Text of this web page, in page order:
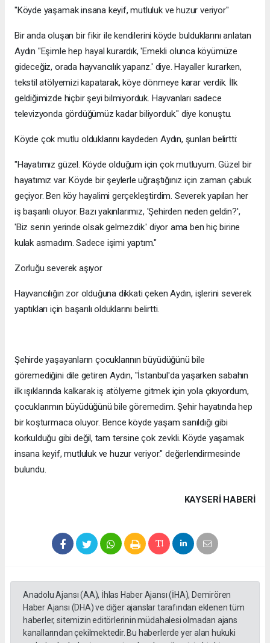
"Köyde yaşamak insana keyif, mutluluk ve huzur veriyor"
Bir anda oluşan bir fikir ile kendilerini köyde bulduklarını anlatan
Aydın "Eşimle hep hayal kurardık, 'Emekli olunca köyümüze
gideceğiz, orada hayvancılık yaparız.' diye. Hayaller kurarken,
tekstil atölyemizi kapatarak, köye dönmeye karar verdik. İlk
geldiğimizde hiçbir şeyi bilmiyorduk. Hayvanları sadece
televizyonda gördüğümüz kadar biliyorduk." diye konuştu.
Köyde çok mutlu olduklarını kaydeden Aydın, şunları belirtti:
"Hayatımız güzel. Köyde olduğum için çok mutluyum. Güzel bir
hayatımız var. Köyde bir şeylerle uğraştığınız için zaman çabuk
geçiyor. Ben köy hayalimi gerçekleştirdim. Severek yapılan her
iş başarılı oluyor. Bazı yakınlarımız, 'Şehirden neden geldin?',
'Biz senin yerinde olsak gelmezdik.' diyor ama ben hiç birine
kulak asmadım. Sadece işimi yaptım."
Zorluğu severek aşıyor
Hayvancılığın zor olduğuna dikkati çeken Aydın, işlerini severek
yaptıkları için başarılı olduklarını belirtti.
Şehirde yaşayanların çocuklarının büyüdüğünü bile
göremediğini dile getiren Aydın, "İstanbul'da yaşarken sabahın
ilk ışıklarında kalkarak iş atölyeme gitmek için yola çıkıyordum,
çocuklarımın büyüdüğünü bile göremedim. Şehir hayatında hep
bir koşturmaca oluyor. Bence köyde yaşam sanıldığı gibi
korkulduğu gibi değil, tam tersine çok zevkli. Köyde yaşamak
insana keyif, mutluluk ve huzur veriyor." değerlendirmesinde
bulundu.
KAYSERI HABERİ
Anadolu Ajansı (AA), İhlas Haber Ajansı (İHA), Demirören
Haber Ajansı (DHA) ve diğer ajanslar tarafından eklenen tüm
haberler, sitemizin editörlerinin müdahalesi olmadan ajans
kanallarından çekilmektedir. Bu haberlerde yer alan hukuki